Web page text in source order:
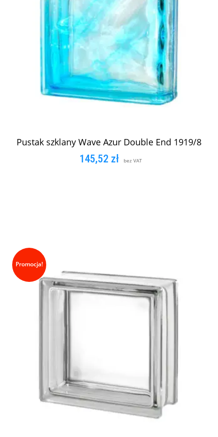
Pustak szklany Wave Azur Double End 1919/8
145,52 zł bez VAT
Promocja!